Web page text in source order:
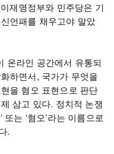
재명정부와 민주당은 기
언패를 채우고야 말았
온라인 공간에서 유통되
하면서, 국가가 무엇을
을 혐오 표현으로 판단
삼고 있다. 정치적 논쟁
는 ‘혐오’라는 이름으로
.